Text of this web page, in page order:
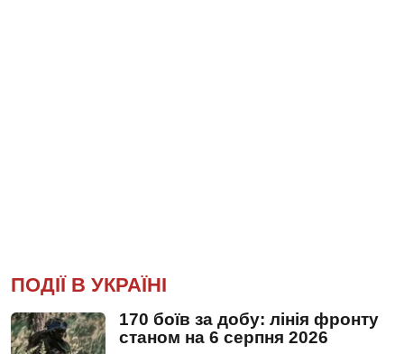
ПОДІЇ В УКРАЇНІ
170 боїв за добу: лінія фронту
станом на 6 серпня 2026